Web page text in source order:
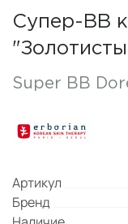
Супер-ВВ
Super BB
Артикул
Бренд